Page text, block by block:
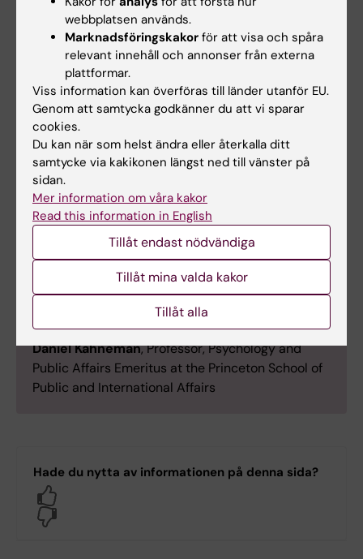
Previous speakers at The KI
Psychology Speaker Series at Nobel
Forum
Michelle G. Craske, Professor, University of
Frans de Waal, Professor Emeritus, Emory
University and Utrecht University
, Professor, Kavli Institute for
Systems Neuroscience, Trondheim, Norway
Daniel Kahneman, Professor, Psychology and
Public Affairs Emeritus at the Princeton School of
Public and International Affairs
Hade du nytta av informationen på denna sida?
webbplatsen används.
Marknadsföringskakor för att visa och spåra
relevant innehåll och annonser från externa
plattformar.
Viss information kan överföras till länder utanför EU.
Genom att samtycka godkänner du att vi sparar
cookies.
Du kan när som helst ändra eller återkalla ditt
samtycke via kakikonen längst ned till vänster på
sidan.
Mer information om våra kakor
Read this information in English
Tillåt endast nödvändiga
Tillåt mina valda kakor
Tillåt alla